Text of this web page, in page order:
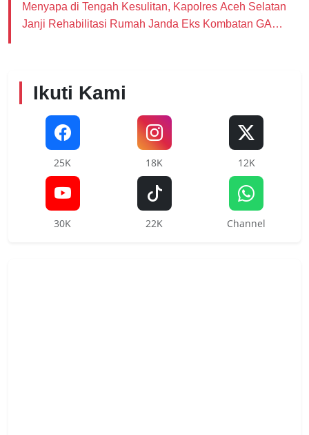
Menyapa di Tengah Kesulitan, Kapolres Aceh Selatan
Janji Rehabilitasi Rumah Janda Eks Kombatan GAM
Ikuti Kami
25K 18K 12K
30K 22K Channel